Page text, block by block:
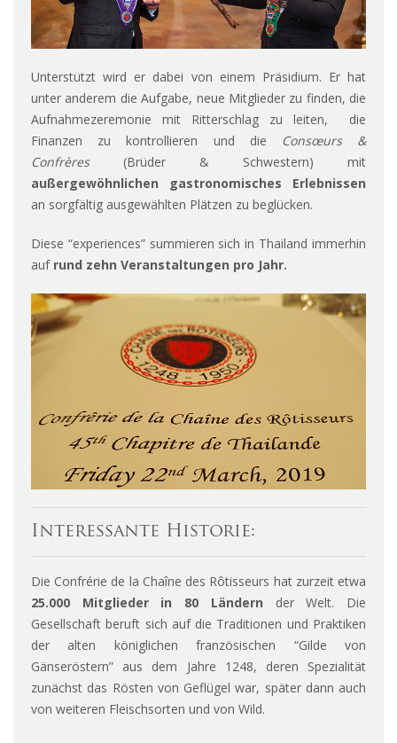
Unterstützt wird er dabei von einem Präsidium. Er hat
unter anderem die Aufgabe, neue Mitglieder zu finden, die
Aufnahmezeremonie mit Ritterschlag zu leiten, die
Finanzen zu kontrollieren und die
Consœurs &
Confrères(Brüder & Schwestern) mit
außergewöhnlichen gastronomisches Erlebnissen
an sorgfältig ausgewählten Plätzen zu beglücken.
Diese “experiences” summieren sich in Thailand immerhin
auf rund zehn Veranstaltungen pro Jahr.
Interessante Historie:
Die Confrérie de la Chaîne des Rôtisseurs hat zurzeit etwa
25.000 Mitglieder in 80 Ländern der Welt. Die
Gesellschaft beruft sich auf die Traditionen und Praktiken
der alten königlichen französischen “Gilde von
Gänseröstern” aus dem Jahre 1248, deren Spezialität
zunächst das Rösten von Geflügel war, später dann auch
von weiteren Fleischsorten und von Wild.